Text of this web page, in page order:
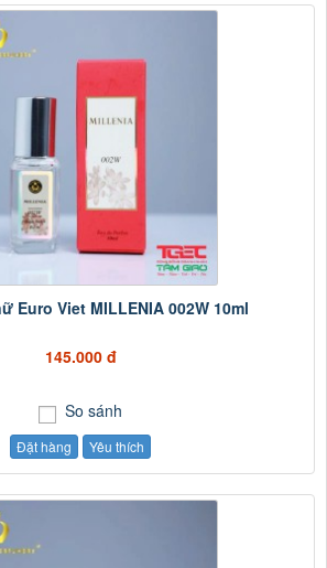
Euro Viet MILLENIA 002W 10ml
145.000 đ
So sánh
Đặt hàng Yêu thích